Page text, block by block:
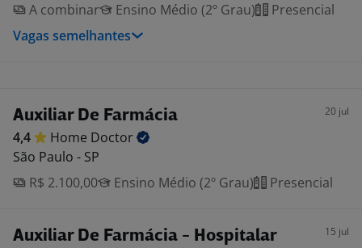
A combinar
Ensino Médio (2º Grau)
Presencial
Vagas semelhantes
Auxiliar De Farmácia 20 jul
4,4 Home Doctor
São Paulo - SP
R$ 2.100,00
Ensino Médio (2º Grau) Presencial
Auxiliar De Farmácia - Hospitalar 15 jul